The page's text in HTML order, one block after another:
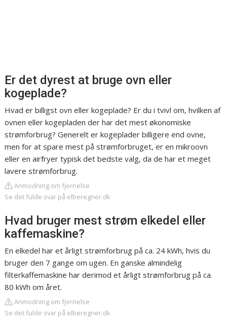
Er det dyrest at bruge ovn eller
kogeplade?
Hvad er billigst ovn eller kogeplade? Er du i tvivl om, hvilken af
ovnen eller kogepladen der har det mest økonomiske
strømforbrug? Generelt er kogeplader billigere end ovne,
men for at spare mest på strømforbruget, er en mikroovn
eller en airfryer typisk det bedste valg, da de har et meget
lavere strømforbrug.
Anmodning om fjernelse
Se det fulde svar på elberegner.dk
Hvad bruger mest strøm elkedel eller
kaffemaskine?
En elkedel har et årligt strømforbrug på ca. 24 kWh, hvis du
bruger den 7 gange om ugen. En ganske almindelig
filterkaffemaskine har derimod et årligt strømforbrug på ca.
80 kWh om året.
Anmodning om fjernelse
Se det fulde svar på elberegner.dk